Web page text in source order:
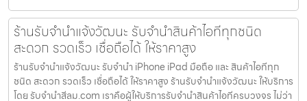
ร้านรับจำนำแจ้งวัฒนะ รับจำนำสินค้าไอทีทุกชนิด
สะดวก รวดเร็ว เชื่อถือได้ ให้ราคาสูง
ร้านรับจำนำแจ้งวัฒนะ รับจำนำ iPhone iPad มือถือ และ สินค้าไอทีทุก
ชนิด สะดวก รวดเร็ว เชื่อถือได้ ให้ราคาสูง ร้านรับจำนำแจ้งวัฒนะ ให้บริการ
โดย รับจํานําสีลม.com เราคือผู้ให้บริการรับจำนำสินค้าไอทีครบวงจร ไม่ว่า